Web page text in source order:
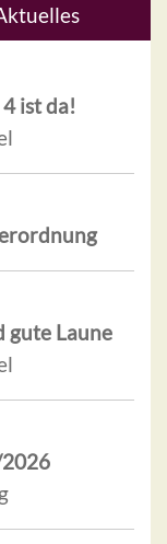
ist da!
gute Laune